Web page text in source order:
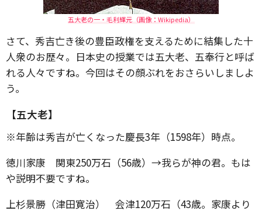
五大老の一・毛利輝元（画像：Wikipedia）
さて、秀吉亡き後の豊臣政権を支えるために結集した十
人衆のお歴々。日本史の授業では五大老、五奉行と呼ば
れる人々ですね。今回はその顔ぶれをおさらいしましよ
う。
【五大老】
※年齢は秀吉が亡くなった慶長3年（1598年）時点。
徳川家康 関東250万石（56歳）→我らが神の君。もは
や説明不要ですね。
上杉景勝（津田寛治） 会津120万石（43歳。家康より